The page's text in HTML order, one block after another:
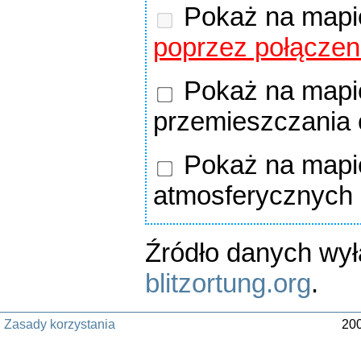
Pokaż na
poprzez
Pokaż na
Pokaż na
atmosferycznych
Źródło danych
blitzortung.org.
Zasady korzystania